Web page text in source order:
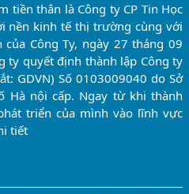
tiền thân là Công ty CP Tin Học
nền kinh tế thị trường cùng với
Công Ty, ngày 27 tháng 09
ty quyết định thành lập Công ty
GDVN) Số 0103009040 do Sở
Hà nội cấp. Ngay từ khi thành
triển của mình vào lĩnh vực
tiết